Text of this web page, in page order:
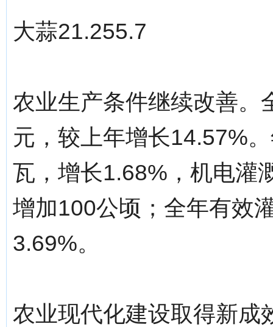
大蒜21.255.7
农业生产条件继续改善。
元，较上年增长14.57%
瓦，增长1.68%，机电灌
增加100公顷；全年有效
3.69%。
农业现代化建设取得新成